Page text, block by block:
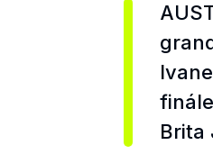
Brita